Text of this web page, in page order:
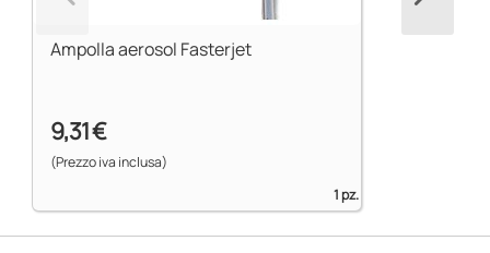
Ampolla aerosol Fasterjet
9,31 €
(Prezzo iva inclusa)
1 pz.